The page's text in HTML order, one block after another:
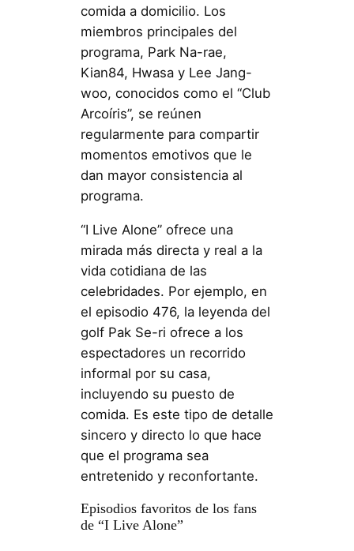
comida a domicilio. Los
miembros principales del
programa, Park Na-rae,
Kian84, Hwasa y Lee Jang-
woo, conocidos como el “Club
Arcoíris”, se reúnen
regularmente para compartir
momentos emotivos que le
dan mayor consistencia al
programa.
“I Live Alone” ofrece una
mirada más directa y real a la
vida cotidiana de las
celebridades. Por ejemplo, en
el episodio 476, la leyenda del
golf Pak Se-ri ofrece a los
espectadores un recorrido
informal por su casa,
incluyendo su puesto de
comida. Es este tipo de detalle
sincero y directo lo que hace
que el programa sea
entretenido y reconfortante.
Episodios favoritos de los fans
de “I Live Alone”